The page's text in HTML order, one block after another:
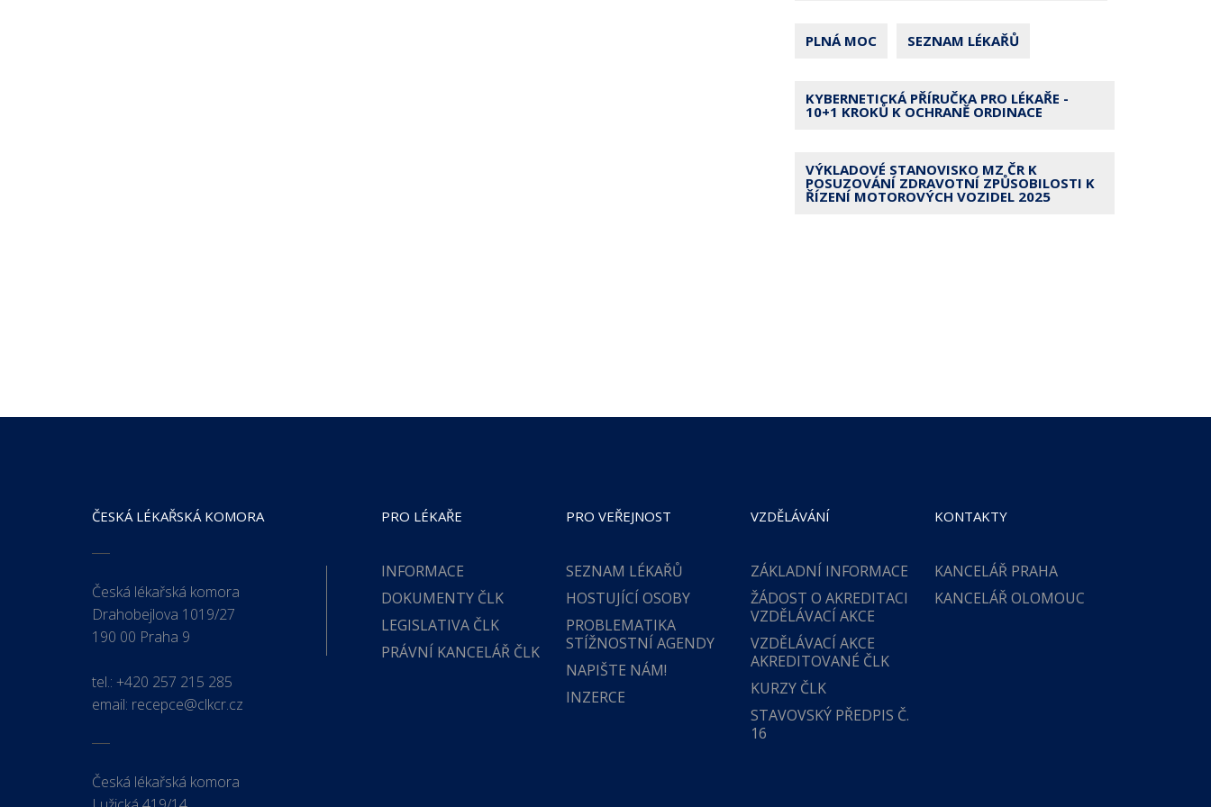
PLNÁ MOC SEZNAM LÉKAŘŮ
KYBERNETICKÁ PŘÍRUČKA PRO LÉKAŘE -
10+1 KROKŮ K OCHRANĚ ORDINACE
VÝKLADOVÉ STANOVISKO MZ ČR K
POSUZOVÁNÍ ZDRAVOTNÍ ZPŮSOBILOSTI K
ŘÍZENÍ MOTOROVÝCH VOZIDEL 2025
ČESKÁ LÉKAŘSKÁ KOMORA
Česká lékařská komora
Drahobejlova 1019/27
190 00 Praha 9
tel.: +420 257 215 285
email: recepce@clkcr.cz
Česká lékařská komora
PRO LÉKAŘE
INFORMACE
DOKUMENTY ČLK
LEGISLATIVA ČLK
PRÁVNÍ KANCELÁŘ ČLK
PRO VEŘEJNOST
SEZNAM LÉKAŘŮ
HOSTUJÍCÍ OSOBY
PROBLEMATIKA
STÍŽNOSTNÍ AGENDY
NAPIŠTE NÁM!
INZERCE
VZDĚLÁVÁNÍ
ZÁKLADNÍ INFORMACE
ŽÁDOST O AKREDITACI
VZDĚLÁVACÍ AKCE
VZDĚLÁVACÍ AKCE
AKREDITOVANÉ ČLK
KURZY ČLK
STAVOVSKÝ PŘEDPIS Č.
16
KONTAKTY
KANCELÁŘ PRAHA
KANCELÁŘ OLOMOUC